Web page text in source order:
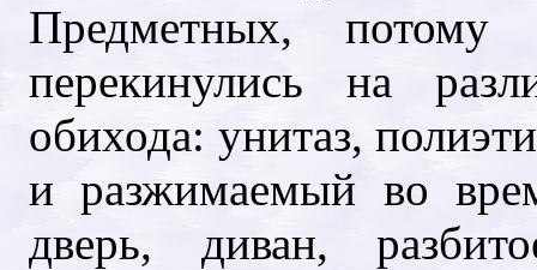
Предметных,
перекинулись на
обихода: унитаз,
и разжимаемый во
дверь, диван,